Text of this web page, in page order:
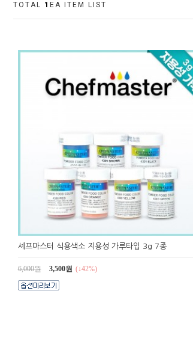
TOTAL 1 EA ITEM LIST
셰프마스터 식용색소 지용성 가루타입 3g 7종
6,000원 3,500원 (↓42%)